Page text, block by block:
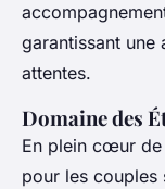
garantissant une
attentes.
Domaine des
En plein cœur
pour les couples